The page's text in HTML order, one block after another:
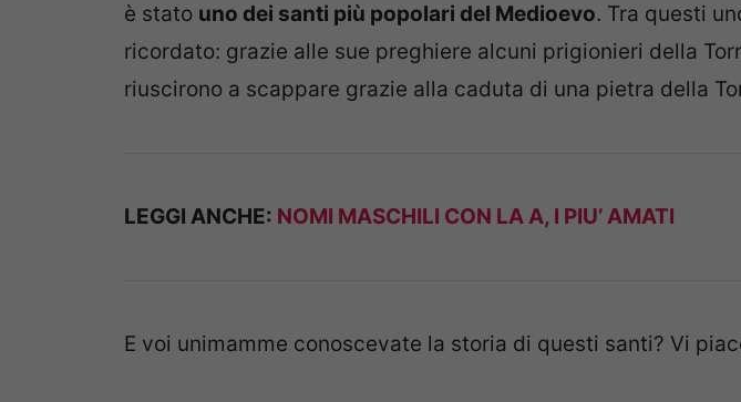
è stato uno dei santi più popolari del Medioevo. Tra questi
ricordato: grazie alle sue preghiere alcuni prigionieri della
riuscirono a scappare grazie alla caduta di una pietra della
LEGGI ANCHE: NOMI MASCHILI CON LA A, I PIU’ AMATI
E voi unimamme conoscevate la storia di questi santi? Vi